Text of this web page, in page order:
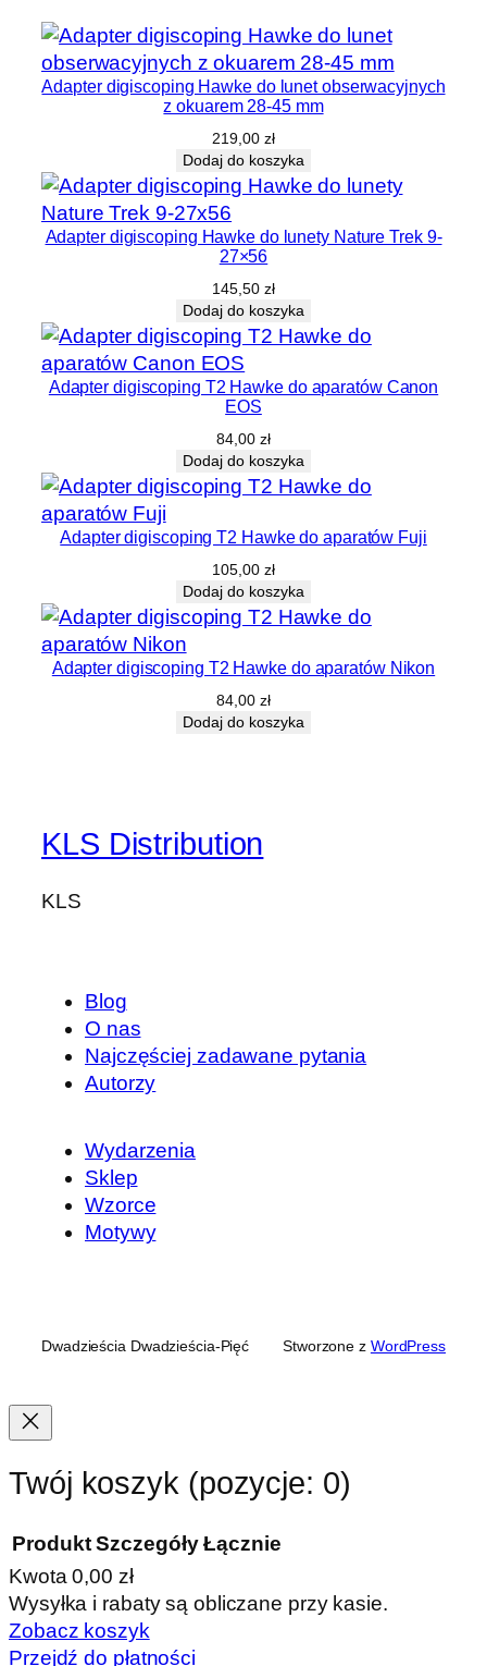
Adapter digiscoping Hawke do lunet obserwacyjnych
z okuarem 28-45 mm
219,00 zł
Dodaj do koszyka
Adapter digiscoping Hawke do lunety Nature Trek 9-
27×56
145,50 zł
Dodaj do koszyka
Adapter digiscoping T2 Hawke do aparatów Canon
EOS
84,00 zł
Dodaj do koszyka
Adapter digiscoping T2 Hawke do aparatów Fuji
105,00 zł
Dodaj do koszyka
Adapter digiscoping T2 Hawke do aparatów Nikon
84,00 zł
Dodaj do koszyka
KLS Distribution
KLS
Blog
O nas
Najczęściej zadawane pytania
Autorzy
Wydarzenia
Sklep
Wzorce
Motywy
Dwadzieścia Dwadzieścia-Pięć Stworzone z WordPress
Twój koszyk (pozycje: 0)
Produkty
w
Produkt Szczegóły Łącznie
Kwota0,00 zł
Wysyłka i rabaty są obliczane przy kasie.
Zobacz koszyk
Przejdź do płatności